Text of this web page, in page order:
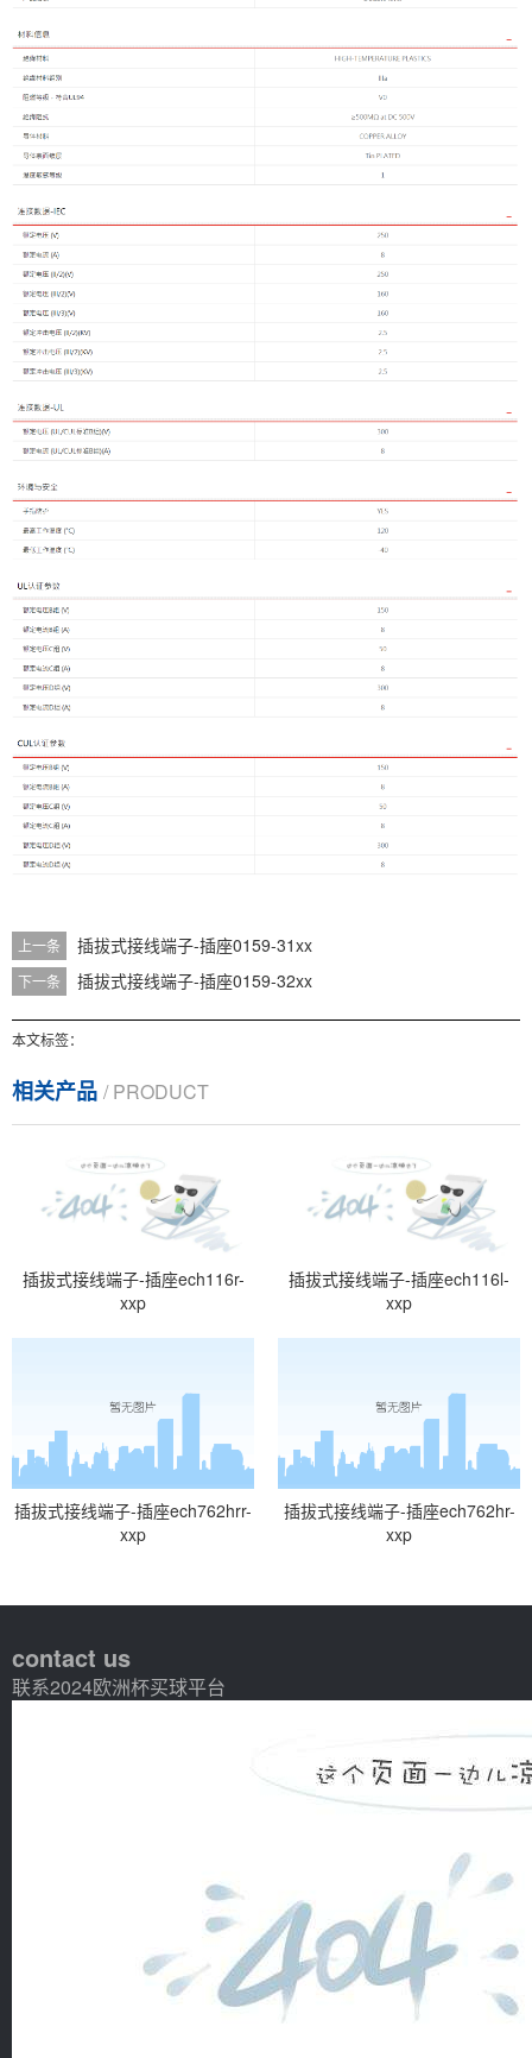
上一条 插拔式接线端子-插座0159-31xx
下一条 插拔式接线端子-插座0159-32xx
本文标签：
相关产品 / PRODUCT
插拔式接线端子-插座ech116r-
xxp
插拔式接线端子-插座ech116l-
xxp
插拔式接线端子-插座ech762hrr-
xxp
插拔式接线端子-插座ech762hr-
xxp
contact us
联系2024欧洲杯买球平台